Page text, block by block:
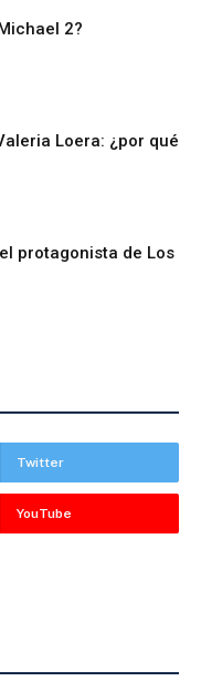
2?
Loera: ¿por qué
protagonista de Los
Twitter
YouTube